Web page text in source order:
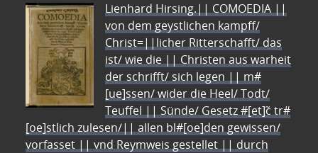
Lienhard Hirsing.|| COMOEDIA ||
von dem geystlichen kampff/
Christ=||licher Ritterschafft/ das
ist/ wie die || Christen aus warheit
der schrifft/ sich legen || m#
[ue]ssen/ wider die Heel/ Todt/
Teuffel || Sünde/ Gesetz #[et]c̃ tr#
[oe]stlich zulesen/|| allen bl#[oe]den gewissen/
vorfasset || vnd Reymweis gestellet || durch